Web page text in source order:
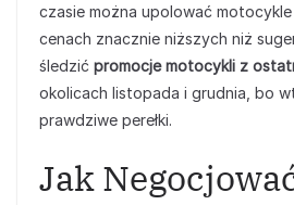
czasie można upolować
cenach znacznie niższych niż
śledzić promocje motocykli z
okolicach listopada i grudnia, bo
prawdziwe perełki.
Jak